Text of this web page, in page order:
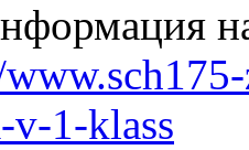
v-1-klass